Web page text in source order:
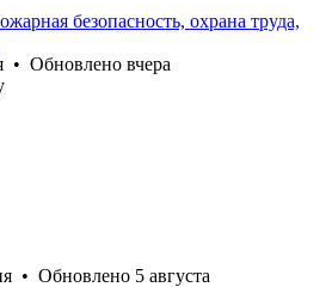
безопасность, охрана труда,
• Обновлено вчера
• Обновлено 5 августа